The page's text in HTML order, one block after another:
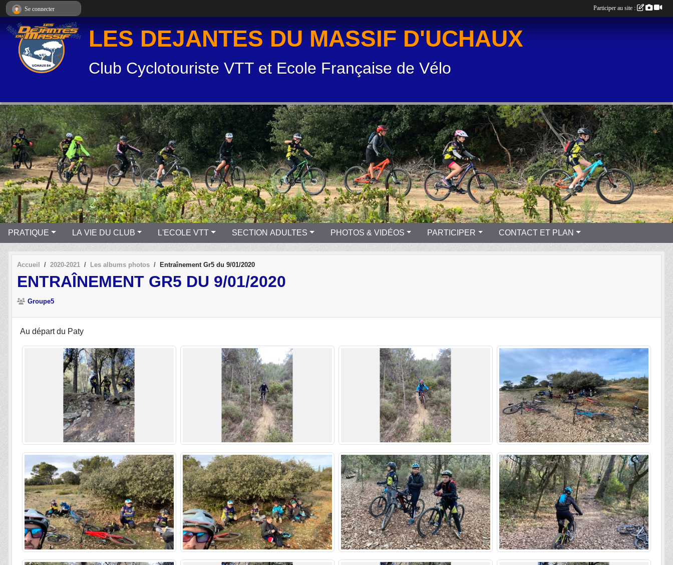
LES DEJANTES DU MASSIF D'UCHAUX
Club Cyclotouriste VTT et Ecole Française de Vélo
PRATIQUE LA VIE DU CLUB L'ECOLE VTT SECTION ADULTES PHOTOS & VIDÉOS PARTICIPER CONTACT ET PLAN
Accueil 2020-2021 Les albums photos Entraînement Gr5 du 9/01/2020
ENTRAÎNEMENT GR5 DU 9/01/2020
Groupe5
Au départ du Paty
Se connecter Participer au site :
Panneau de gestion des cookies